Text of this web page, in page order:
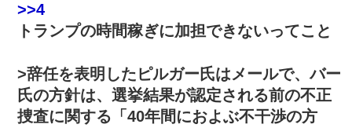
>>4
トランプの時間稼ぎに加担できないってこと
>辞任を表明したピルガー氏はメールで、バー
氏の方針は、選挙結果が認定される前の不正
捜査に関する「40年間におよぶ不干渉の方